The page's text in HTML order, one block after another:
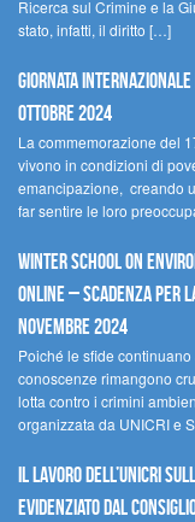
Ricerca sul Crimine e la
stato, infatti, il diritto […]
Giornata
ottobre 2024
La commemorazione del
vivono in condizioni di
emancipazione, creando
far sentire le loro
Winter School on
Online – Scadenza per
novembre 2024
Poiché le sfide
conoscenze rimangono
lotta contro i crimini
organizzata da UNICRI e
Il lavoro dell’UNICRI
evidenziato dal